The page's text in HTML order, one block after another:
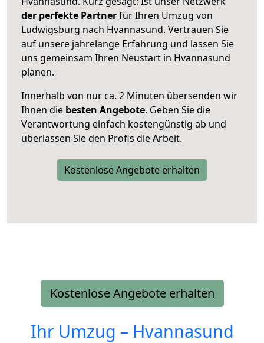
der perfekte Partnerfür Ihren Umzug von
Ludwigsburg nach Hvannasund. Vertrauen Sie
auf unsere jahrelange Erfahrung und lassen Sie
uns gemeinsam Ihren Neustart in Hvannasund
planen.
Innerhalb von nur ca. 2 Minuten übersenden wir
Ihnen die besten Angebote. Geben Sie die
Verantwortung einfach kostengünstig ab und
überlassen Sie den Profis die Arbeit.
Kostenlose Angebote erhalten
Kostenlose Angebote erhalten
Ihr Umzug – Hvannasund